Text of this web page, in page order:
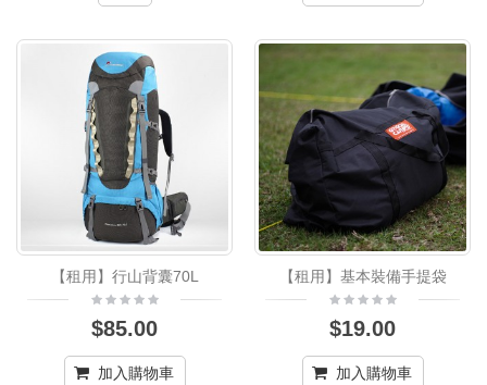
【租用】行山背囊70L
$85.00
加入購物車
【租用】基本裝備手提袋
$19.00
加入購物車